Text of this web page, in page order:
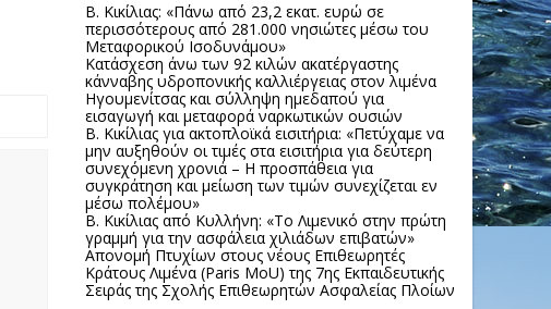
Β. Κικίλιας: «Πάνω από 23,2 εκατ. ευρώ σε
περισσότερους από 281.000 νησιώτες μέσω του
Μεταφορικού Ισοδυνάμου»
Κατάσχεση άνω των 92 κιλών ακατέργαστης
κάνναβης υδροπονικής καλλιέργειας στον λιμένα
Ηγουμενίτσας και σύλληψη ημεδαπού για
εισαγωγή και μεταφορά ναρκωτικών ουσιών
Β. Κικίλιας για ακτοπλοϊκά εισιτήρια: «Πετύχαμε να
μην αυξηθούν οι τιμές στα εισιτήρια για δεύτερη
συνεχόμενη χρονιά – Η προσπάθεια για
συγκράτηση και μείωση των τιμών συνεχίζεται εν
μέσω πολέμου»
Β. Κικίλιας από Κυλλήνη: «Το Λιμενικό στην πρώτη
γραμμή για την ασφάλεια χιλιάδων επιβατών»
Απονομή Πτυχίων στους νέους Επιθεωρητές
Κράτους Λιμένα (Paris MoU) της 7ης Εκπαιδευτικής
Σειράς της Σχολής Επιθεωρητών Ασφαλείας Πλοίων